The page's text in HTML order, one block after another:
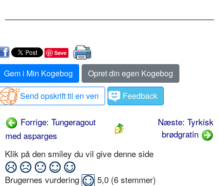
Save
Gem i Min Kogebog
Opret din egen Kogebog
Send opskrift til en ven
Feedback
Forrige: Tungeragout
med asparges
Næste: Tyrkisk
brødgratin
Klik på den smiley du vil give denne side
Brugernes vurdering 5,0 (6 stemmer)